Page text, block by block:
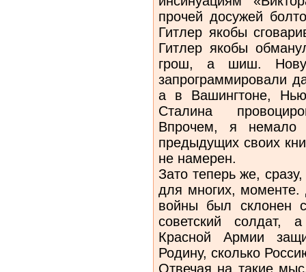
прочей досужей
Гитлер якобы
Гитлер якобы
грош, а шиш.
запрограммировали
а в Вашингтоне,
Сталина
Впрочем, я
предыдущих своих
не намерен.
Зато теперь же,
для многих, моменте.
войны был склонен
советский солдат,
Красной Армии
Родину, сколько
Отвечая на такие